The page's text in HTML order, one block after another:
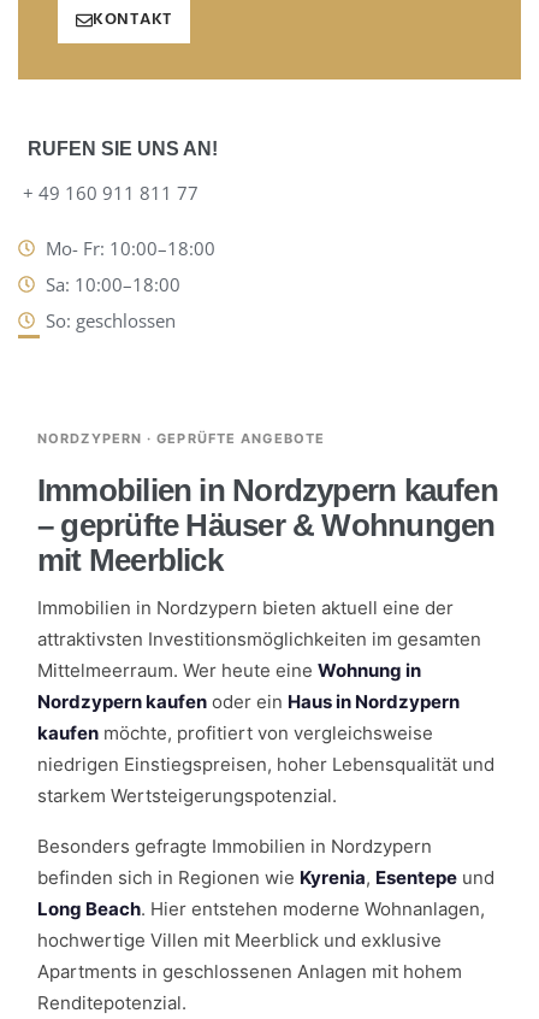
KONTAKT
RUFEN SIE UNS AN!
+ 49 160 911 811 77
Mo- Fr: 10:00–18:00
Sa: 10:00–18:00
So: geschlossen
NORDZYPERN · GEPRÜFTE ANGEBOTE
Immobilien in Nordzypern kaufen
– geprüfte Häuser & Wohnungen
mit Meerblick
Immobilien in Nordzypern bieten aktuell eine der
attraktivsten Investitionsmöglichkeiten im gesamten
Mittelmeerraum. Wer heute eine Wohnung in
Nordzypern kaufen oder ein Haus in Nordzypern
kaufen möchte, profitiert von vergleichsweise
niedrigen Einstiegspreisen, hoher Lebensqualität und
starkem Wertsteigerungspotenzial.
Besonders gefragte Immobilien in Nordzypern
befinden sich in Regionen wie Kyrenia, Esentepe und
Long Beach. Hier entstehen moderne Wohnanlagen,
hochwertige Villen mit Meerblick und exklusive
Apartments in geschlossenen Anlagen mit hohem
Renditepotenzial.